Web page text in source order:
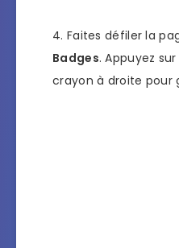
Faites défiler la
Badges. Appuyez
crayon à droite pour